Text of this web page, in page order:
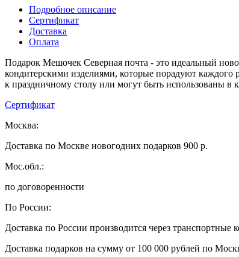
Подробное описание
Сертификат
Доставка
Оплата
Подарок Мешочек Северная почта - это идеальный
кондитерскими изделиями, которые порадуют
к праздничному столу или могут быть использованы в
Сертификат
Москва:
Доставка по Москве новогодних подарков 900 р.
Мос.обл.:
по договоренности
По России:
Доставка по России производится через
Доставка подарков на сумму от 100 000 рублей по